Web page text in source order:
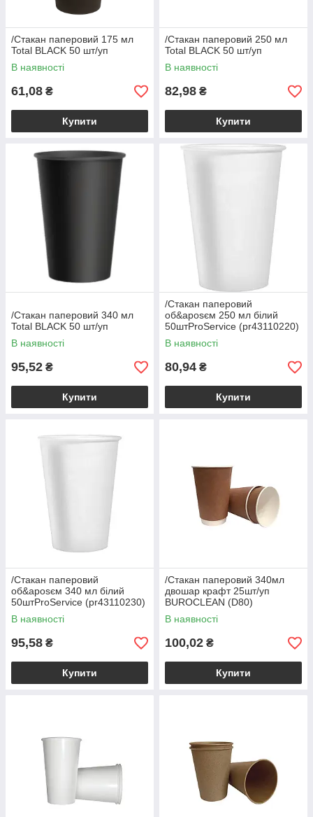
/Стакан паперовий 175 мл
Total BLACK 50 шт/уп
В наявності
61,08 ₴
Купити
/Стакан паперовий 250 мл
Total BLACK 50 шт/уп
В наявності
82,98 ₴
Купити
/Стакан паперовий 340 мл
Total BLACK 50 шт/уп
В наявності
95,52 ₴
Купити
/Стакан паперовий
об&aposєм 250 мл білий
50штProService (pr43110220)
В наявності
80,94 ₴
Купити
/Стакан паперовий
об&aposєм 340 мл білий
50штProService (pr43110230)
В наявності
95,58 ₴
Купити
/Стакан паперовий 340мл
двошар крафт 25шт/уп
BUROCLEAN (D80)
В наявності
100,02 ₴
Купити